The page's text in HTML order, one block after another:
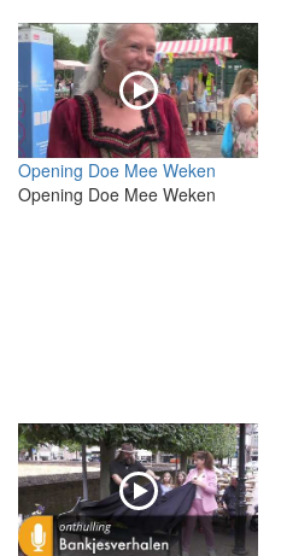
Opening Doe Mee Weken
Opening Doe Mee Weken